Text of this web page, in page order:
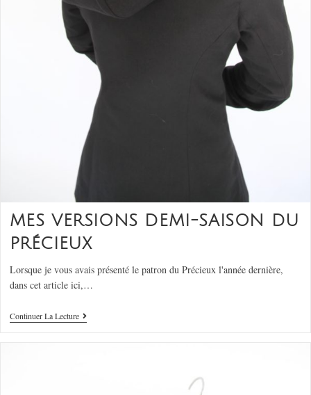
MES VERSIONS DEMI-SAISON DU
PRÉCIEUX
Lorsque je vous avais présenté le patron du Précieux l'année dernière,
dans cet article ici,…
Continuer La Lecture